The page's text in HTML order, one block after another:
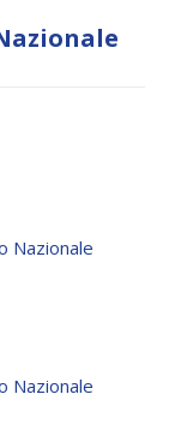
Nazionale
Nazionale